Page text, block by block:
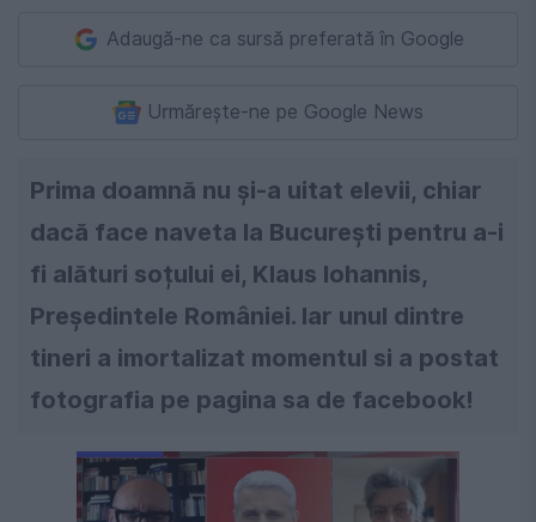
Adaugă-ne ca sursă preferată în Google
Urmărește-ne pe Google News
Prima doamnă nu și-a uitat elevii, chiar
dacă face naveta la București pentru a-i
fi alături soțului ei, Klaus Iohannis,
Președintele României. Iar unul dintre
tineri a imortalizat momentul si a postat
fotografia pe pagina sa de facebook!